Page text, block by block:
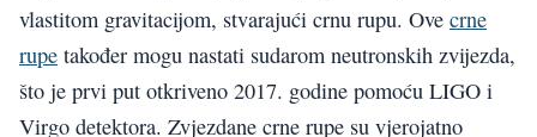
vlastitom gravitacijom, stvarajući crnu rupu. Ove crne
rupe također mogu nastati sudarom neutronskih zvijezda,
što je prvi put otkriveno 2017. godine pomoću LIGO i
Virgo detektora. Zvjezdane crne rupe su vjerojatno